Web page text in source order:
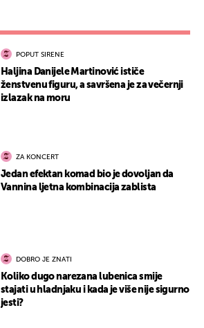
POPUT SIRENE
Haljina Danijele Martinović ističe
ženstvenu figuru, a savršena je za večernji
izlazak na moru
ZA KONCERT
Jedan efektan komad bio je dovoljan da
Vannina ljetna kombinacija zablista
DOBRO JE ZNATI
Koliko dugo narezana lubenica smije
stajati u hladnjaku i kada je više nije sigurno
jesti?